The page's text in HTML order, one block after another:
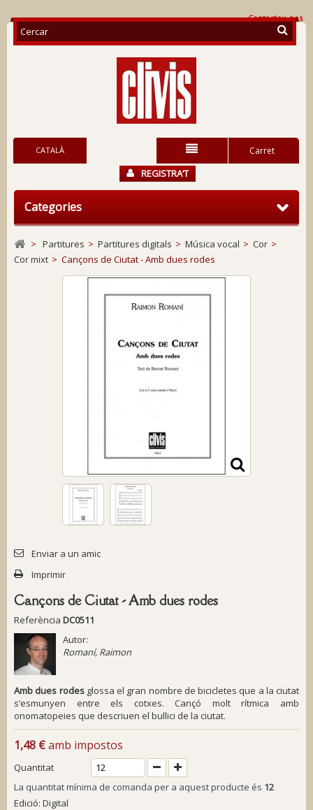
Contacteu-nos
Carret
CATALÀ
REGISTRA’T
Categories
> Partitures > Partitures digitals > Música vocal > Cor >
Cor mixt > Cançons de Ciutat - Amb dues rodes
Enviar a un amic
Imprimir
Cançons de Ciutat - Amb dues rodes
Referència DC0511
Autor:
Romaní, Raimon
Amb dues rodesglossa el gran nombre de bicicletes que a la ciutat
s’esmunyen entre els cotxes. Cançó molt rítmica amb
onomatopeies que descriuen el bullici de la ciutat.
1,48 €amb impostos
Quantitat
La quantitat mínima de comanda per a aquest producte és 12
Edició: Digital